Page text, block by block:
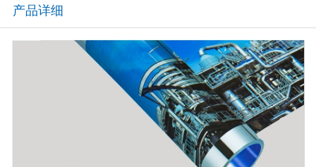
产品详细